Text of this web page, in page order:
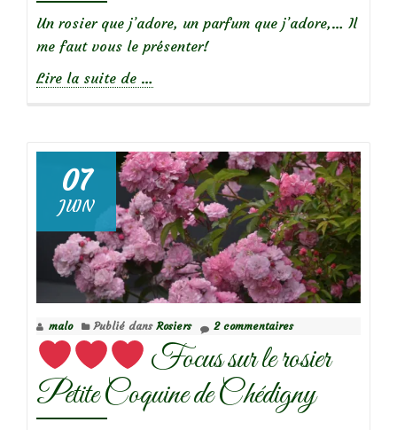
Un rosier que j’adore, un parfum que j’adore,… Il
me faut vous le présenter!
Lire la suite de à
Focus
sur
le
rosier
‘A
Shropshire
Lad’
…
07
JUIN
malo Publié dans Rosiers 2 commentaires
Focus sur le rosier
Petite Coquine de Chédigny